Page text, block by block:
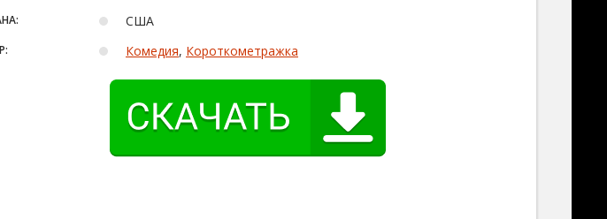
США
Комедия, Короткометражка